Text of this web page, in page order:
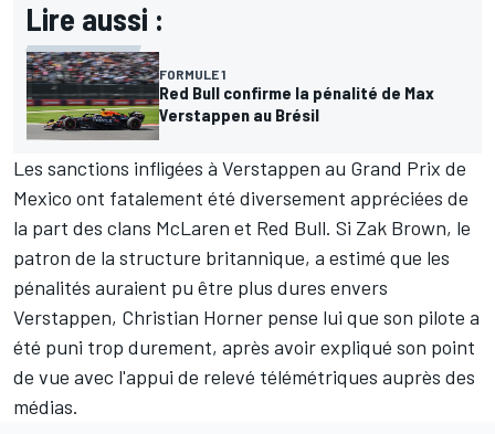
Lire aussi :
FORMULE 1
Red Bull confirme la pénalité de Max
Verstappen au Brésil
Les sanctions infligées à Verstappen au Grand Prix de
Mexico ont fatalement été diversement appréciées de
la part des clans McLaren et Red Bull. Si Zak Brown, le
patron de la structure britannique, a estimé que les
pénalités auraient pu être plus dures envers
Verstappen, Christian Horner pense lui que son pilote a
été puni trop durement, après avoir expliqué son point
de vue avec l'appui de relevé télémétriques auprès des
médias.